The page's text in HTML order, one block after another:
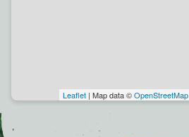
Leaflet | Map data ©OpenStreetMap